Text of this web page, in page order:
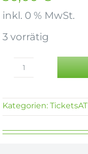
inkl. 0 % MwSt.
3 vorrätig
Klagenfurt
174082
Kategorien: TicketsAT